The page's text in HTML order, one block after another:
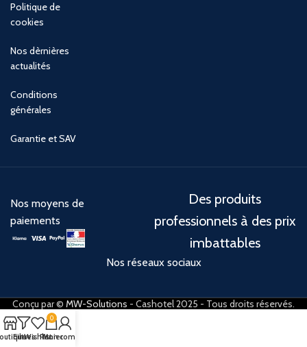
Politique de
cookies
Nos dèrnières
actualités
Conditions
générales
Garantie et SAV
Nos moyens de
paiements
Des produits
professionnels à des prix
imbattables
Nos réseaux sociaux
Conçu par © MW-Solutions - Cashotel 2025 - Tous droits réservés.
FiltresWishlist
0
Panier
Mon compte